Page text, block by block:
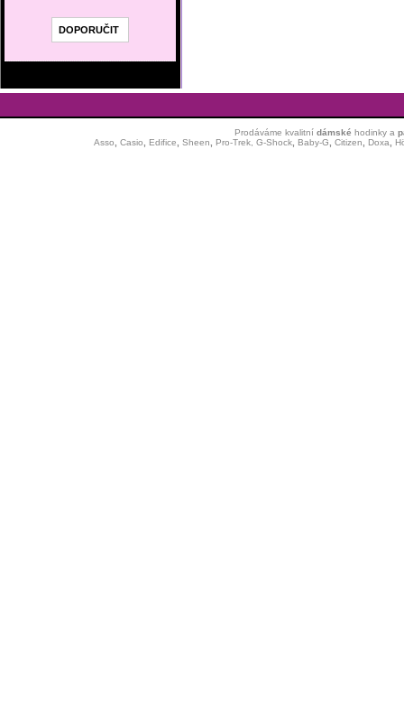
Prodáváme kvalitní dámské hodinkya
Asso
Casio Edifice Sheen Pro-Trek, G-Shock, Baby-G Citizen Doxa